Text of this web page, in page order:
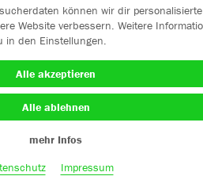
können wir dir personalisierte
Website verbessern. Weitere
in den Einstellungen.
Alle akzeptieren
Alle ablehnen
mehr Infos
Impressum